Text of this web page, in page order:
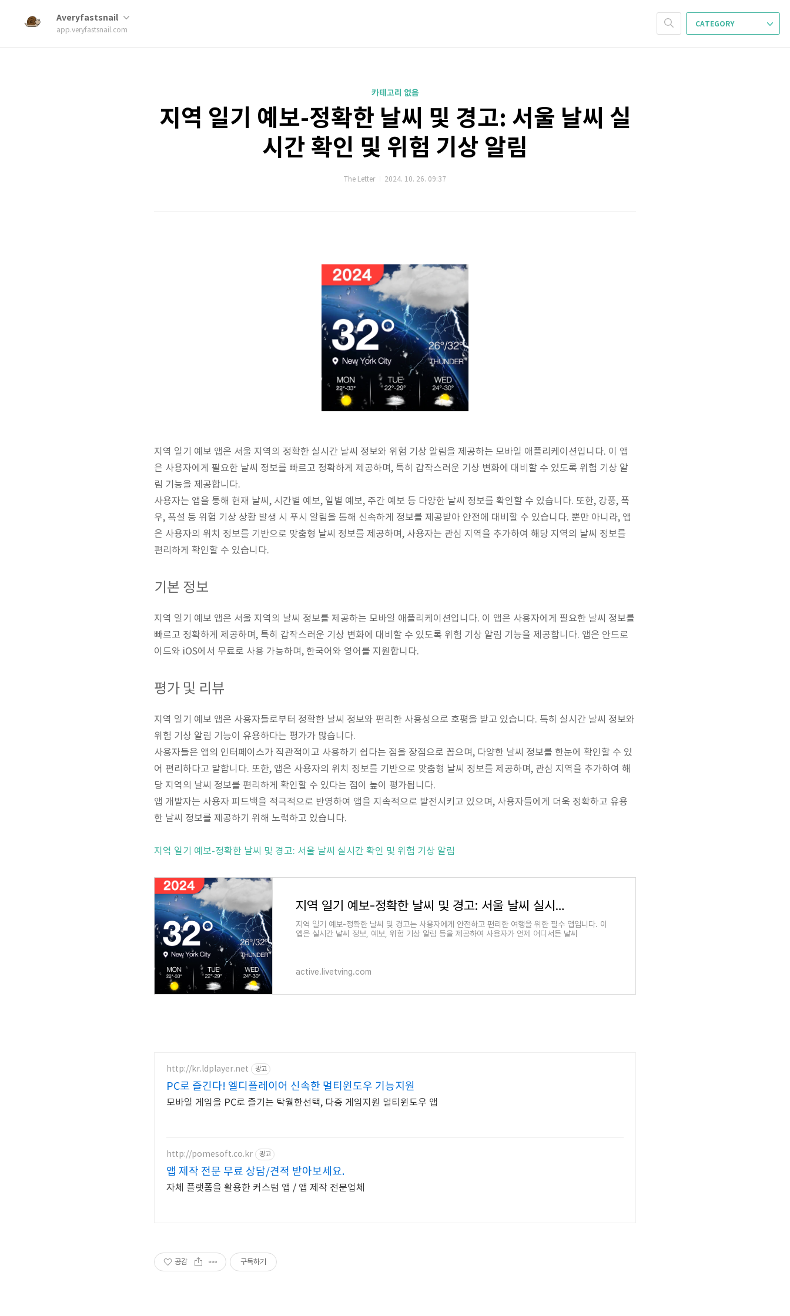
Averyfastsnail
app.veryfastsnail.com
CATEGORY
카테고리 없음
지역 일기 예보-정확한 날씨 및 경고: 서울 날씨 실
시간 확인 및 위험 기상 알림
The Letter 2024. 10. 26. 09:37
지역 일기 예보 앱은 서울 지역의 정확한 실시간 날씨 정보와 위험 기상 알림을 제공하는 모바일 애플리케이션입니다. 이 앱
은 사용자에게 필요한 날씨 정보를 빠르고 정확하게 제공하며, 특히 갑작스러운 기상 변화에 대비할 수 있도록 위험 기상 알
림 기능을 제공합니다.
사용자는 앱을 통해 현재 날씨, 시간별 예보, 일별 예보, 주간 예보 등 다양한 날씨 정보를 확인할 수 있습니다. 또한, 강풍, 폭
우, 폭설 등 위험 기상 상황 발생 시 푸시 알림을 통해 신속하게 정보를 제공받아 안전에 대비할 수 있습니다. 뿐만 아니라, 앱
은 사용자의 위치 정보를 기반으로 맞춤형 날씨 정보를 제공하며, 사용자는 관심 지역을 추가하여 해당 지역의 날씨 정보를
편리하게 확인할 수 있습니다.
기본 정보
지역 일기 예보 앱은 서울 지역의 날씨 정보를 제공하는 모바일 애플리케이션입니다. 이 앱은 사용자에게 필요한 날씨 정보를
빠르고 정확하게 제공하며, 특히 갑작스러운 기상 변화에 대비할 수 있도록 위험 기상 알림 기능을 제공합니다. 앱은 안드로
이드와 iOS에서 무료로 사용 가능하며, 한국어와 영어를 지원합니다.
평가 및 리뷰
지역 일기 예보 앱은 사용자들로부터 정확한 날씨 정보와 편리한 사용성으로 호평을 받고 있습니다. 특히 실시간 날씨 정보와
위험 기상 알림 기능이 유용하다는 평가가 많습니다.
사용자들은 앱의 인터페이스가 직관적이고 사용하기 쉽다는 점을 장점으로 꼽으며, 다양한 날씨 정보를 한눈에 확인할 수 있
어 편리하다고 말합니다. 또한, 앱은 사용자의 위치 정보를 기반으로 맞춤형 날씨 정보를 제공하며, 관심 지역을 추가하여 해
당 지역의 날씨 정보를 편리하게 확인할 수 있다는 점이 높이 평가됩니다.
앱 개발자는 사용자 피드백을 적극적으로 반영하여 앱을 지속적으로 발전시키고 있으며, 사용자들에게 더욱 정확하고 유용
한 날씨 정보를 제공하기 위해 노력하고 있습니다.
지역 일기 예보-정확한 날씨 및 경고: 서울 날씨 실시간 확인 및 위험 기상 알림
지역 일기 예보-정확한 날씨 및 경고: 서울 날씨 실시간 확인 및 위험 기상 알림
지역 일기 예보-정확한 날씨 및 경고는 사용자에게 안전하고 편리한 여행을 위한 필수 앱입니다. 이
앱은 실시간 날씨 정보, 예보, 위험 기상 알림 등을 제공하여 사용자가 언제 어디서든 날씨
active.livetving.com
http://kr.ldplayer.net 광고
PC로 즐긴다! 엘디플레이어 신속한 멀티윈도우 기능지원
모바일 게임을 PC로 즐기는 탁월한선택, 다중 게임지원 멀티윈도우 앱
http://pomesoft.co.kr 광고
앱 제작 전문 무료 상담/견적 받아보세요.
자체 플랫폼을 활용한 커스텀 앱 / 앱 제작 전문업체
공감 구독하기